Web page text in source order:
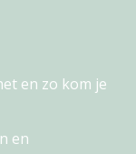
en zo kom je
en